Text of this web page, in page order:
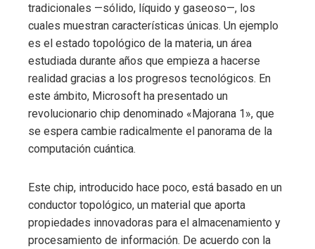
tradicionales —sólido, líquido y gaseoso—, los
cuales muestran características únicas. Un ejemplo
es el estado topológico de la materia, un área
estudiada durante años que empieza a hacerse
realidad gracias a los progresos tecnológicos. En
este ámbito, Microsoft ha presentado un
revolucionario chip denominado «Majorana 1», que
se espera cambie radicalmente el panorama de la
computación cuántica.
Este chip, introducido hace poco, está basado en un
conductor topológico, un material que aporta
propiedades innovadoras para el almacenamiento y
procesamiento de información. De acuerdo con la